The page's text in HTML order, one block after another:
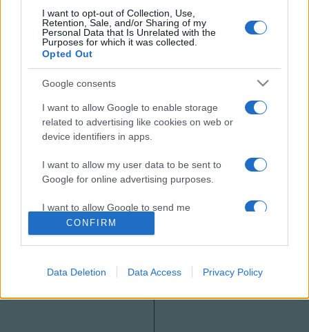
I want to opt-out of Collection, Use,
Retention, Sale, and/or Sharing of my
Personal Data that Is Unrelated with the
Purposes for which it was collected.
Opted Out
Google consents
I want to allow Google to enable storage
related to advertising like cookies on web or
device identifiers in apps.
I want to allow my user data to be sent to
Google for online advertising purposes.
I want to allow Google to send me
personalized advertising.
related to analytics like cookies on web or
device identifiers in apps.
CONFIRM
Data Deletion Data Access Privacy Policy
hogy folyamatosan kutatja a Balkán cigányzenéjének más
zenei műfajokkal és kultúrákkal való kapcsolódási pontjait.
(2007. december 11. 20:00 Papp László Budapest
Sportaréna - Brotherhood of Brass a Frank London's
Klezmer Brass Allstars és a Boban Markovic Orkestar
közös koncertje)
MEGOSZTÁS